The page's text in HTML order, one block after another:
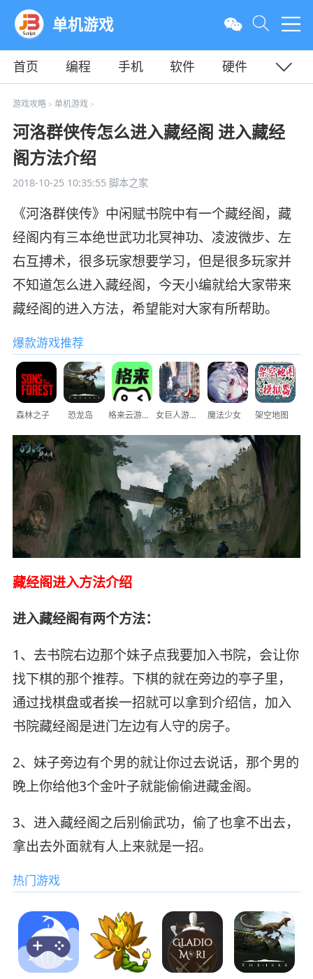
单机游戏
首页 编程 手机 软件
硬件
教程
平面
游戏攻略> 单机游戏>
河洛群侠传怎么进入藏经阁 进入藏经
阁方法介绍
2018-10-25 10:35:55脚本之家
《河洛群侠传》中闲赋书院中有一个藏经阁，藏
经阁内有三本绝世武功北冥神功、凌波微步、左
右互搏术，很多玩家想要学习，但是很多玩家并
不知道怎么进入藏经阁，今天小编就给大家带来
藏经阁的进入方法，希望能对大家有所帮助。
爆款游戏推荐
森林之子 恐龙岛 格来云游戏 女巨人游乐场 魔法少女 架空地图
藏经阁进入方法介绍
进入藏经阁有两个方法：
1、去书院右边那个妹子点我要加入书院，会让你
找下棋的那个推荐。下棋的就在旁边的亭子里，
通过找棋盘或者挨一招就可以拿到介绍信，加入
书院藏经阁是进门左边有人守的房子。
2、妹子旁边有个男的就让你过去说话，那个男的
晚上你给他3个金叶子就能偷偷进藏金阁。
3、进入藏经阁之后别偷武功，偷了也拿不出去，
拿出去外面就有人上来就是一招。
热门游戏